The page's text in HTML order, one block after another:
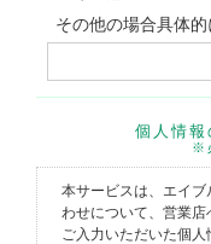
その他の場合具体的
個人情
※
本サービスは、エイ
わせについて、営業店
ご入力いただいた個